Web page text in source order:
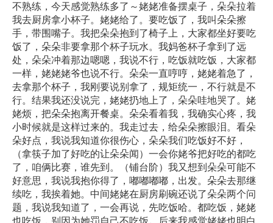
不熟练，今天感觉熟练多了～姥姥准备摆桌子，朵朵拉着
我去厨房拿小杯子。姥姥给了。要吃饭了，我叫朵朵擦
手，带围嘴子。我把朵朵抱到了椅子上，大家都坐好要吃
饭了，朵朵非要拿那个杯子玩水。我妈爸杯子拿到了远
处，朵朵冲着那边嗯嗯，我说不行，吃饭就吃饭，大家都
一样，姥姥姥爷也说不行。朵朵一直哼哼，姥姥着急了，
去拿那个杯子，我刚要说别拿了，规矩统一，不行就是不
行。结果我还没说完，姥姥扔地上了，朵朵哇地哭了。姥
姥烦，把朵朵抱离开餐桌。朵朵看着我，我确实心疼，我
小时候就是这样过来的。我走过去，给朵朵擦眼泪。看朵
朵好点，我说我知道你很伤心，朵朵我们吃饭好不好，
（拿筷子加了好吃的让朵朵闻）一会你姥爷把好吃的都吃
了，咱俩比赛，谁先到。（铺台阶）我又想到朵朵可能不
好意思，我说我抱你得了，嘟嘟嘟嘟，出发。朵朵去那继
续吃，我挨着她。中间姥姥在厨房刷碗还说了朵朵两个问
题，我说我知道了，一会再说，先吃饭哈。都吃饭，姥姥
也吃饭，别因为她罚自己不吃饭。后来我感觉姥姥也明白